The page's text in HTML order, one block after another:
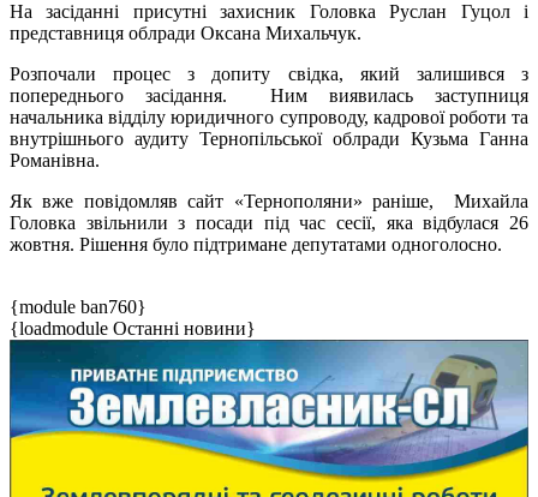
На засіданні присутні захисник Головка Руслан Гуцол і
представниця облради Оксана Михальчук.
Розпочали процес з допиту свідка, який залишився з
попереднього засідання. Ним виявилась заступниця
начальника відділу юридичного супроводу, кадрової роботи та
внутрішнього аудиту Тернопільської облради Кузьма Ганна
Романівна.
Як вже повідомляв сайт «Тернополяни» раніше, Михайла
Головка звільнили з посади під час сесії, яка відбулася 26
жовтня. Рішення було підтримане депутатами одноголосно.
{module ban760}
{loadmodule Останні новини}